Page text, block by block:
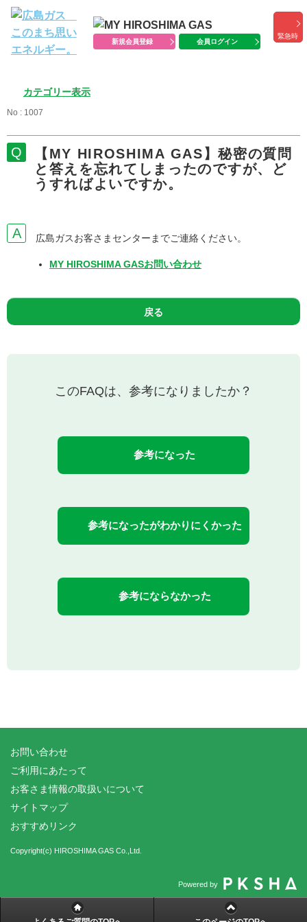
新規会員登録 会員ログイン
緊急時
カテゴリー表示
No : 1007
【MY HIROSHIMA GAS】秘密の質問
と答えを忘れてしまったのですが、ど
うすればよいですか。
広島ガスお客さまセンターまでご連絡ください。
MY HIROSHIMA GASお問い合わせ
戻る
このFAQは、参考になりましたか？
参考になった
参考になったがわかりにくかった
参考にならなかった
お問い合わせ
ご利用にあたって
お客さま情報の取扱いについて
サイトマップ
おすすめリンク
Copyright(c) HIROSHIMA GAS Co.,Ltd.
Powered by